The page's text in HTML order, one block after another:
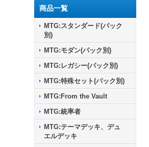
商品一覧
MTG:スタンダード(パック
別)
MTG:モダン(パック別)
MTG:レガシー(パック別)
MTG:特殊セット(パック別)
MTG:From the Vault
MTG:統率者
MTG:テーマデッキ、デュ
エルデッキ